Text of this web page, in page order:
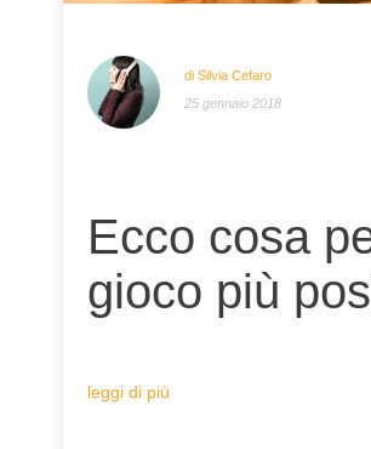
di Silvia Cefaro
25 gennaio 2018
Ecco cosa
gioco più
leggi di più